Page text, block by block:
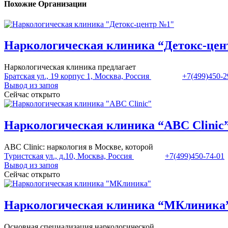
Похожие Организации
Наркологическая клиника “Детокс-
Наркологическая клиника предлагает
Братская ул., 19 корпус 1, Москва, Россия
+7(499)450-
Вывод из запоя
Сейчас открыто
Наркологическая клиника “ABC
ABC Clinic: наркология в Москве, которой
Туристская ул., д.10, Москва, Россия
+7(499)450-74-01
Вывод из запоя
Сейчас открыто
Наркологическая клиника